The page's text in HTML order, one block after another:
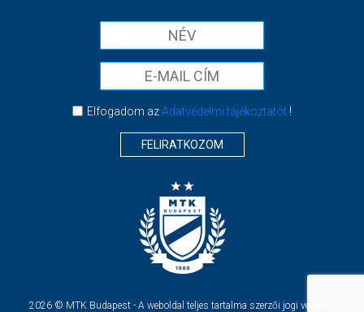
Elfogadom azAdatvédelmi tájékoztatót!
FELIRATKOZOM
2026 © MTK Budapest - A weboldal teljes tartalma szerzői jogi védelem